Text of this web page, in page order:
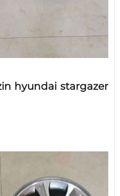
hyundai stargazer